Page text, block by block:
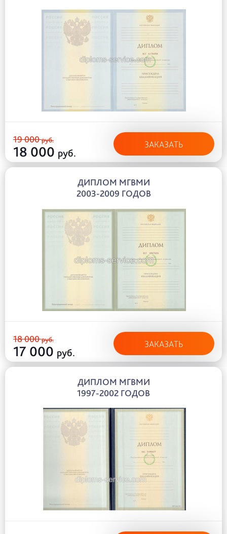
19 000руб.
18 000 руб.
ЗАКАЗАТЬ
ДИПЛОМ МГВМИ
2003-2009 ГОДОВ
18 000руб.
17 000 руб.
ЗАКАЗАТЬ
ДИПЛОМ МГВМИ
1997-2002 ГОДОВ